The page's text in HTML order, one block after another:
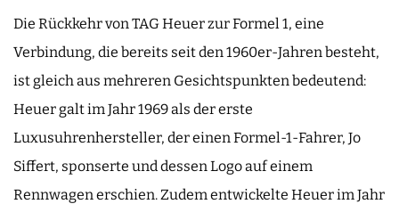
Die Rückkehr von TAG Heuer zur Formel 1, eine
Verbindung, die bereits seit den 1960er-Jahren besteht,
ist gleich aus mehreren Gesichtspunkten bedeutend:
Heuer galt im Jahr 1969 als der erste
Luxusuhrenhersteller, der einen Formel-1-Fahrer, Jo
Siffert, sponserte und dessen Logo auf einem
Rennwagen erschien. Zudem entwickelte Heuer im Jahr